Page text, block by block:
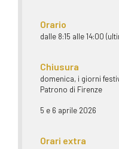
Orario
dalle 8:15 alle 14:00
Chiusura
domenica, i giorni
Patrono di Firenze
5 e 6 aprile 2026
Orari extra